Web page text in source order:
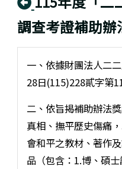
調查考證補助
一、依據財團法人二
28日(115)228貳字第
二、依旨揭補助辦法
真相、撫平歷史傷痛
會和平之教材、著作
品（包含：1.博、碩